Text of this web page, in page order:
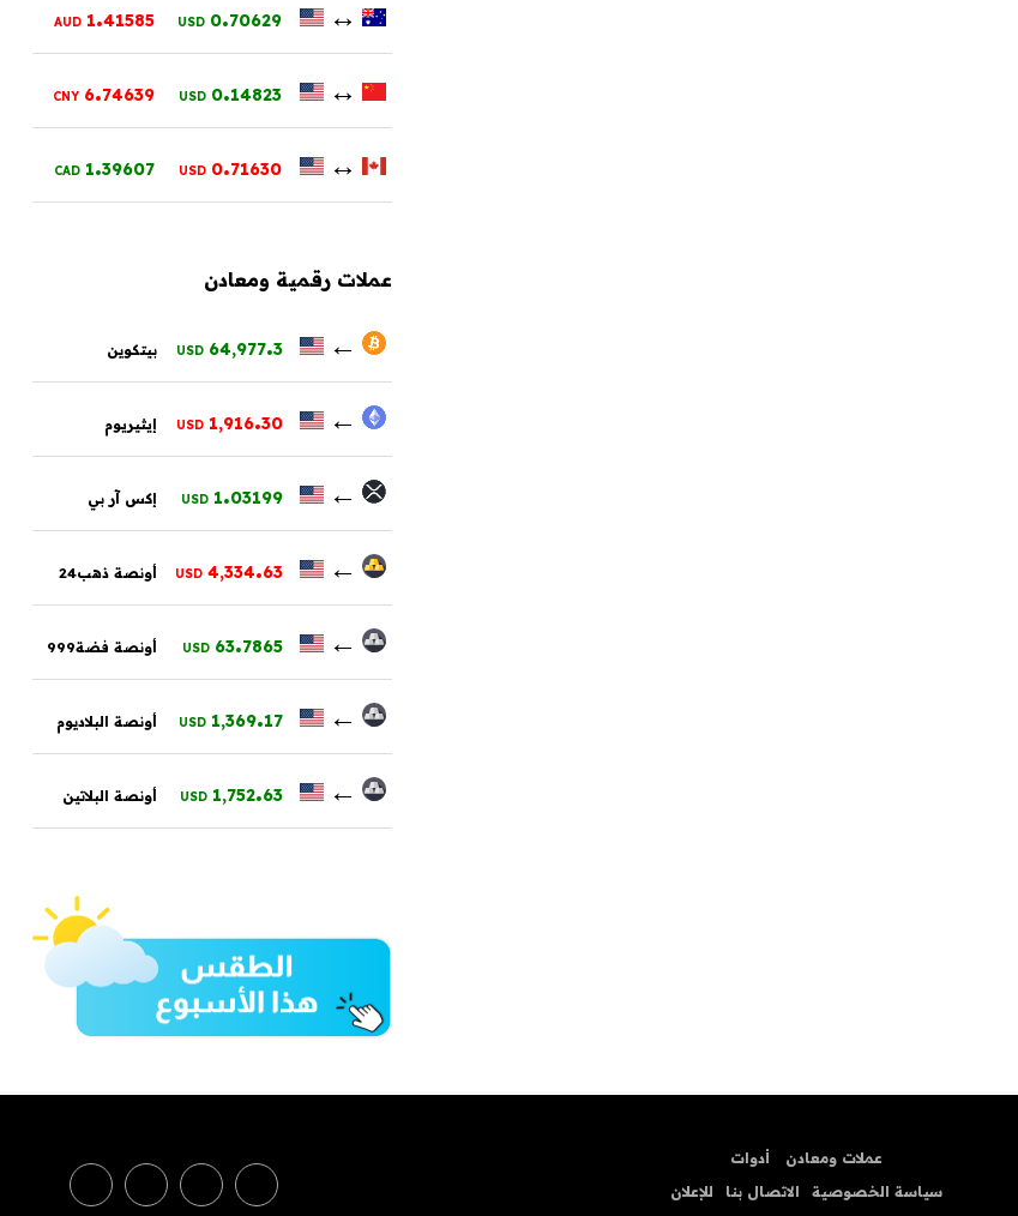
↔
0.70629
USD
1.41585
AUD
↔
0.14823
USD
6.74639
CNY
↔
0.71630
USD
1.39607
CAD
عملات رقمية ومعادن
←
64,977.3
USD بيتكوين
←
1,916.30
USD إيثيريوم
←
1.03199
USD إكس آر بي
←
4,334.63
USD أونصة ذهب24
←
63.7865
USD أونصة فضة999
←
1,369.17
USD أونصة البلاديوم
←
1,752.63
USD أونصة البلاتين
عملات ومعادن
أدوات
سياسة الخصوصية
الاتصال بنا للإعلان